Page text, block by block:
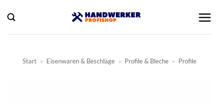
Inhalt
springen
Start » Eisenwaren & Beschläge » Profile & Bleche » Profile